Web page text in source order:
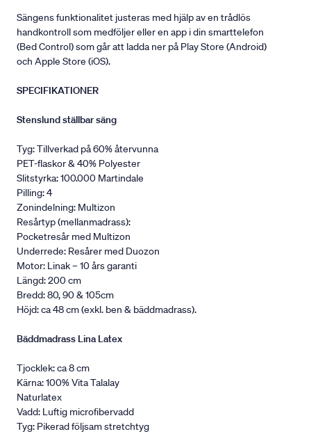
Sängens funktionalitet justeras med hjälp av en trådlös
handkontroll som medföljer eller en app i din smarttelefon
(Bed Control) som går att ladda ner på Play Store (Android)
och Apple Store (iOS).
SPECIFIKATIONER
Stenslund ställbar säng
Tyg: Tillverkad på 60% återvunna
PET-flaskor & 40% Polyester
Slitstyrka: 100.000 Martindale
Pilling: 4
Zonindelning: Multizon
Resårtyp (mellanmadrass):
Pocketresår med Multizon
Underrede: Resårer med Duozon
Motor: Linak – 10 års garanti
Längd: 200 cm
Bredd: 80, 90 & 105cm
Höjd: ca 48 cm (exkl. ben & bäddmadrass).
Bäddmadrass Lina Latex
Tjocklek: ca 8 cm
Kärna: 100% Vita Talalay
Naturlatex
Vadd: Luftig microfibervadd
Tyg: Pikerad följsam stretchtyg